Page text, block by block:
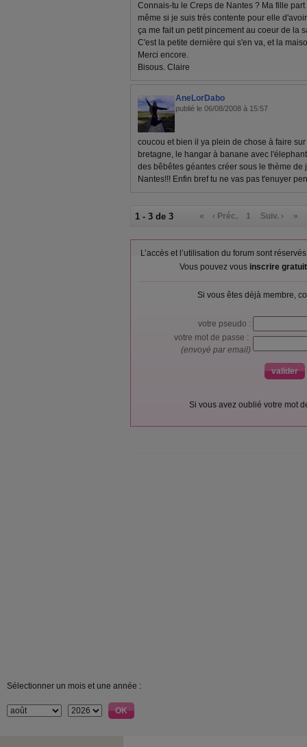
Connais-tu le Creps de Nantes ? Ma fille
même si je suis très contente pour elle
ça me fait un petit pincement au coeur de la
C'est la petite dernière qui s'en va, et la
Merci encore.
Bisous. Claire
AneLorDabo
publié le 06/08/2008 à 15:57
coucou et bien il ya plein de chose à faire
bretagne, le hangar à banane avec
des bêbêtes géantes créer sous le thème
Nantes!!! Enfin bref tu ne vas pas t'enuyer
1 - 3 de 3 « ‹ Préc. 1 Suiv. › »
L’accès et l’utilisation du forum sont
Vous pouvez vous inscrire
Si vous êtes déjà membre,
votre pseudo :
votre mot de passe :
(envoyé par email)
Si vous avez oublié votre mot
Sélectionner un mois et une année :